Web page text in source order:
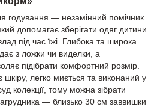
годування — незамінний помічник
допомагає зберігати одяг дитини
під час їжі. Глибока та широка
з ложки чи виделки, а
підібрати комфортний розмір.
шкіру, легко миється та виконаний у
колекції, тому можна зібрати
— близько 30 см заввишки